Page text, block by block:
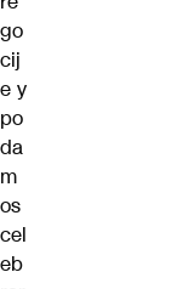
go
cij
e y
po
da
m
os
cel
eb